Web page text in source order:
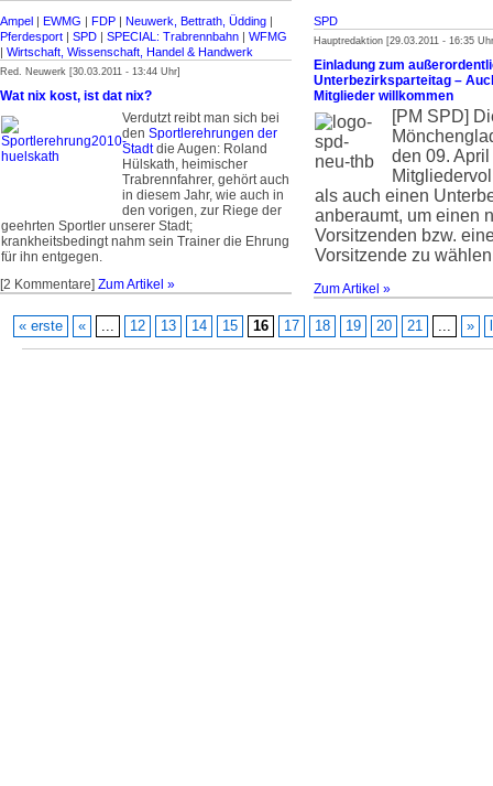
Ampel | EWMG | FDP | Neuwerk, Bettrath, Üdding |
Pferdesport | SPD | SPECIAL: Trabrennbahn | WFMG
| Wirtschaft, Wissenschaft, Handel & Handwerk
Red. Neuwerk [30.03.2011 - 13:44 Uhr]
Wat nix kost, ist dat nix?
Verdutzt reibt man sich bei
den Sportlerehrungen der
Stadtdie Augen: Roland
Hülskath, heimischer
Trabrennfahrer, gehört auch
in diesem Jahr, wie auch in
den vorigen, zur Riege der
geehrten Sportler unserer Stadt;
krankheitsbedingt nahm sein Trainer die Ehrung
für ihn entgegen.
[2 Kommentare] Zum Artikel »
SPD
Hauptredaktion [29.03.2011 - 16:35
Einladung zum
Unterbezirksparteitag –
Mitglieder willkommen
[PM SPD]
den 09.
als auch einen
anberaumt, um einen
Vorsitzenden bzw.
Vorsitzende zu
Zum Artikel »
« erste « ... 12 13 14 15 16 17 18 19 20 21 ... »